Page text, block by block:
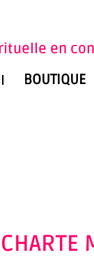
en
BOUTIQUE
CHARTE